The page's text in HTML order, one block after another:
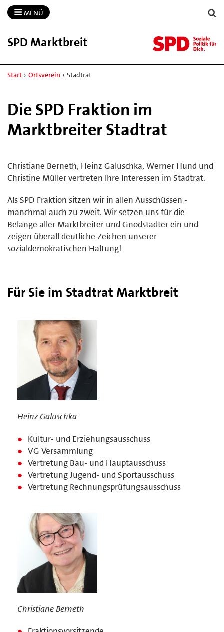
MENÜ
SPD Marktbreit
Start › Ortsverein › Stadtrat
Die SPD Fraktion im
Marktbreiter Stadtrat
Christiane Berneth, Heinz Galuschka, Werner Hund und
Christine Müller vertreten Ihre Interessen im Stadtrat.
Als SPD Fraktion sitzen wir in allen Ausschüssen -
manchmal auch zu zweit. Wir setzen uns für die
Belange aller Marktbreiter und Gnodstadter ein und
zeigen überall deutliche Zeichen unserer
sozialdemokratischen Haltung!
Für Sie im Stadtrat Marktbreit
Heinz Galuschka
Kultur- und Erziehungsausschuss
VG Versammlung
Vertretung Bau- und Hauptausschuss
Vertretung Jugend- und Sportausschuss
Vertretung Rechnungsprüfungsausschuss
Christiane Berneth